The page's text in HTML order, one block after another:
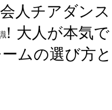
会人チアダンス
大人が本気で
ムの選び方と